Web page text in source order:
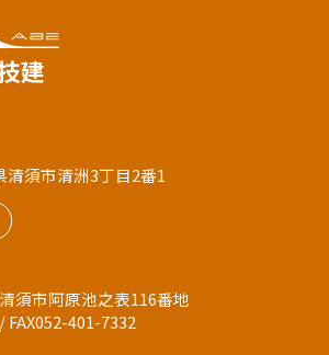
建
清須市清洲3丁目2番1
須市阿原池之表116番地
FAX052-401-7332